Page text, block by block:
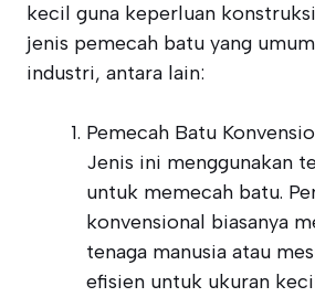
kecil guna keperluan
jenis pemecah batu yang
industri, antara lain:
Pemecah Batu
Jenis ini menggunakan
untuk memecah batu.
konvensional biasanya
tenaga manusia atau
efisien untuk ukuran